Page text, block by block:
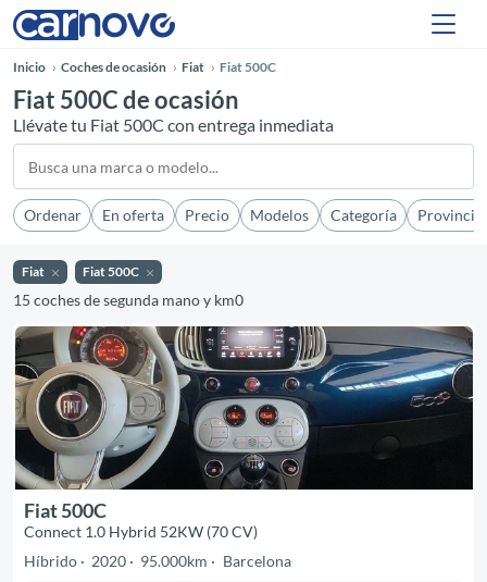
Inicio Coches de ocasión Fiat Fiat 500C
Fiat 500C de ocasión
Llévate tu Fiat 500C con entrega inmediata
Ordenar En oferta Precio Modelos Categoría Provincia
Fiat Fiat 500C
15 coches de segunda mano y km0
Fiat 500C
Connect 1.0 Hybrid 52KW (70 CV)
Híbrido
2020 95.000km Barcelona